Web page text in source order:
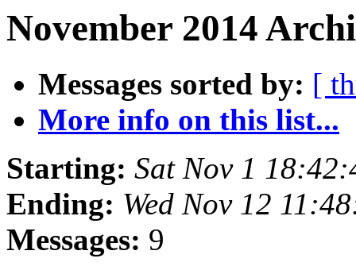
November 2014
Messages sorted by: [
More info on this list...
Starting: Sat Nov 1
Ending: Wed Nov 12
Messages: 9